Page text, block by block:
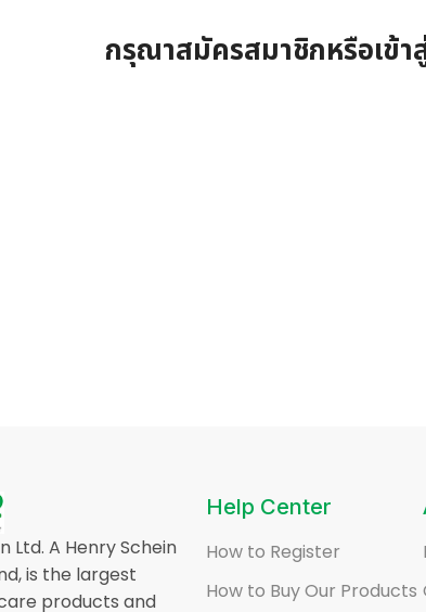
กรุณาสมัครสมาชิกหรือเข้า
A Henry Schein
is the largest
products and
Help Center
How to Register
How to Buy Our Products